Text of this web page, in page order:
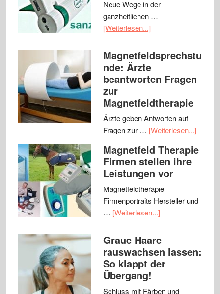
Neue Wege in der
ganzheitlichen …
[Weiterlesen...]
Magnetfeldsprechstu
nde: Ärzte
beantworten Fragen
zur
Magnetfeldtherapie
Ärzte geben Antworten auf
Fragen zur … [Weiterlesen...]
Magnetfeld Therapie
Firmen stellen ihre
Leistungen vor
Magnetfeldtherapie
Firmenportraits Hersteller und
… [Weiterlesen...]
Graue Haare
rauswachsen lassen:
So klappt der
Übergang!
Schluss mit Färben und